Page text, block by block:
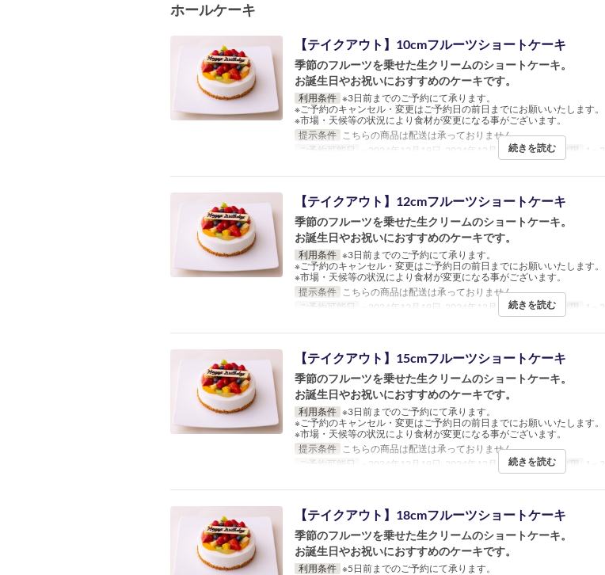
ホールケーキ
【テイクアウト】10cmフルーツショートケーキ
季節のフルーツを乗せた生クリームのショートケーキ。
お誕生日やお祝いにおすすめのケーキです。
利用条件 ※3日前までのご予約にて承ります。
※ご予約のキャンセル・変更はご予約日の前日までにお願いいたします。
※市場・天候等の状況により食材が変更になる事がございます。
提示条件 こちらの商品は配送は承っておりません。
ご予約可能日
~ 2024年12月19日, 2024年12月26日 ~ 注文数制限 1 ~ 2
続きを読む
【テイクアウト】12cmフルーツショートケーキ
季節のフルーツを乗せた生クリームのショートケーキ。
お誕生日やお祝いにおすすめのケーキです。
利用条件 ※3日前までのご予約にて承ります。
※ご予約のキャンセル・変更はご予約日の前日までにお願いいたします。
※市場・天候等の状況により食材が変更になる事がございます。
提示条件 こちらの商品は配送は承っておりません。
ご予約可能日
~ 2024年12月19日, 2024年12月26日 ~ 注文数制限 1 ~ 2
続きを読む
【テイクアウト】15cmフルーツショートケーキ
季節のフルーツを乗せた生クリームのショートケーキ。
お誕生日やお祝いにおすすめのケーキです。
利用条件 ※3日前までのご予約にて承ります。
※ご予約のキャンセル・変更はご予約日の前日までにお願いいたします。
※市場・天候等の状況により食材が変更になる事がございます。
提示条件 こちらの商品は配送は承っておりません。
ご予約可能日
~ 2024年12月19日, 2024年12月26日 ~ 注文数制限 1 ~ 2
続きを読む
【テイクアウト】18cmフルーツショートケーキ
季節のフルーツを乗せた生クリームのショートケーキ。
お誕生日やお祝いにおすすめのケーキです。
利用条件 ※5日前までのご予約にて承ります。